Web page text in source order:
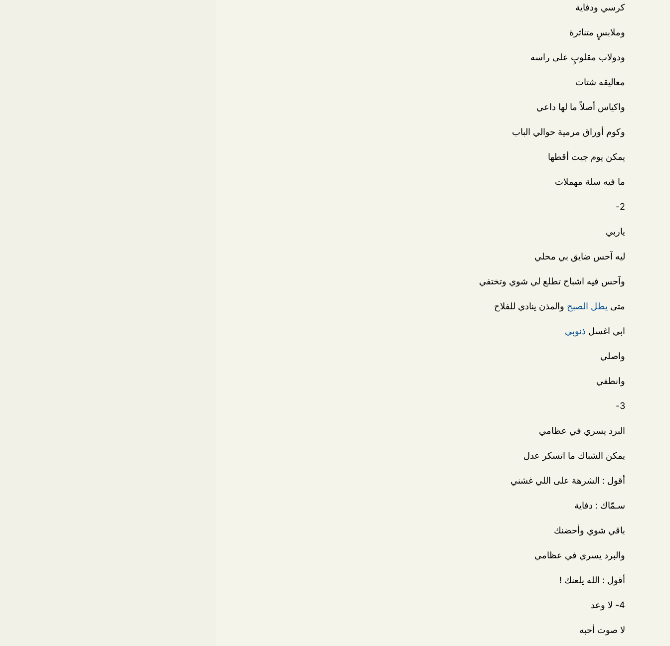
كرسي ودفاية
وملابسٍ متناثرة
ودولاب مقلوبٍ على راسه
معاليقه شتات
واكياس أصلاً ما لها داعي
وكوم أوراق مرمية حوالي الباب
يمكن يوم جيت أقطها
ما فيه سلة مهملات
2-
ياربي
ليه آحس ضايق بي محلي
وآحس فيه اشباح تطلع لي شوي وتختفي
متى يطل الصبح والمذن ينادي للفلاح
ابي اغسل ذنوبي
واصلي
وانطفي
3-
البرد يسري في عظامي
يمكن الشباك ما اتسكر عدل
أقول : الشرهة على اللي غشني
سـمّاك : دفاية
باقي شوي وأحضنك
والبرد يسري في عظامي
أقول : الله يلعنك !
4- لا وعد
لا صوت أحبه